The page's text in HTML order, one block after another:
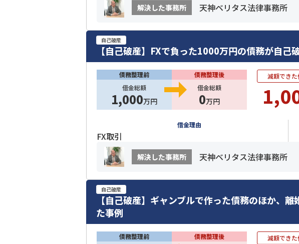
解決した事務所 天神ベリタス法律事務所
自己破産
【自己破産】FXで負った1000万円の債務が自己
債務整理前
借金総額
1,000万円
債務整理後
借金総額
0万円
減額でき
借金理由
FX取引
解決した事務所 天神ベリタス法律事務所
自己破産
【自己破産】ギャンブルで作った債務のほか、
た事例
債務整理前
債務整理後
減額でき